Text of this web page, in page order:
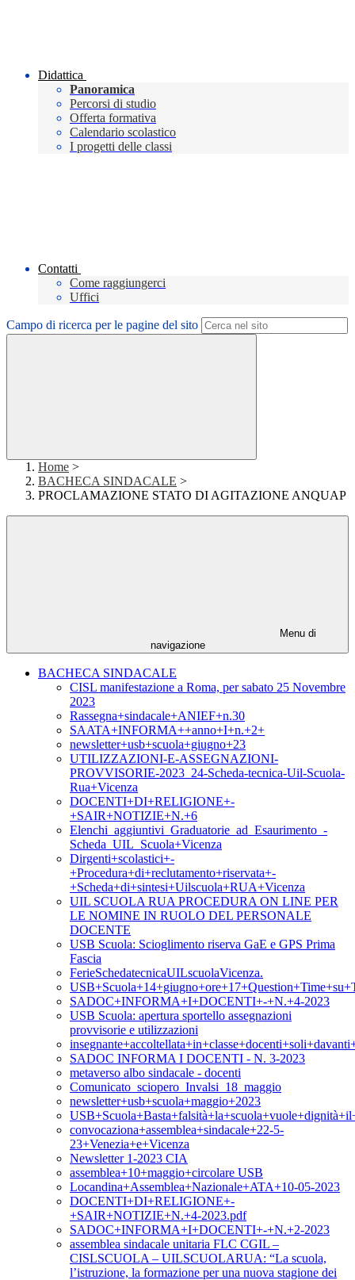
Didattica
Panoramica
Percorsi di studio
Offerta formativa
Calendario scolastico
I progetti delle classi
Contatti
Come raggiungerci
Uffici
Campo di ricerca per le pagine del sito
Home >
BACHECA SINDACALE >
PROCLAMAZIONE STATO DI AGITAZIONE ANQUAP
Menu di
navigazione
BACHECA SINDACALE
CISL manifestazione a Roma, per sabato 25 Novembre
2023
Rassegna+sindacale+ANIEF+n.30
SAATA+INFORMA++anno+I+n.+2+
newsletter+usb+scuola+giugno+23
UTILIZZAZIONI-E-ASSEGNAZIONI-
PROVVISORIE-2023_24-Scheda-tecnica-Uil-Scuola-
Rua+Vicenza
DOCENTI+DI+RELIGIONE+-
+SAIR+NOTIZIE+N.+6
Elenchi_aggiuntivi_Graduatorie_ad_Esaurimento_-
Scheda_UIL_Scuola+Vicenza
Dirgenti+scolastici+-
+Procedura+di+reclutamento+riservata+-
+Scheda+di+sintesi+Uilscuola+RUA+Vicenza
UIL SCUOLA RUA PROCEDURA ON LINE PER
LE NOMINE IN RUOLO DEL PERSONALE
DOCENTE
USB Scuola: Scioglimento riserva GaE e GPS Prima
Fascia
FerieSchedatecnicaUILscuolaVicenza.
SADOC+INFORMA+I+DOCENTI+-+N.+4-2023
USB Scuola: apertura sportello assegnazioni
provvisorie e utilizzazioni
SADOC INFORMA I DOCENTI - N. 3-2023
metaverso albo sindacale - docenti
Comunicato_sciopero_Invalsi_18_maggio
newsletter+usb+scuola+maggio+2023
convocaziona+assemblea+sindacale+22-5-
23+Venezia+e+Vicenza
Newsletter 1-2023 CIA
assemblea+10+maggio+circolare USB
Locandina+Assemblea+Nazionale+ATA+10-05-2023
DOCENTI+DI+RELIGIONE+-
+SAIR+NOTIZIE+N.+4-2023.pdf
SADOC+INFORMA+I+DOCENTI+-+N.+2-2023
assemblea sindacale unitaria FLC CGIL –
CISLSCUOLA – UILSCUOLARUA: “La scuola,
l’istruzione, la formazione per una nuova stagione dei